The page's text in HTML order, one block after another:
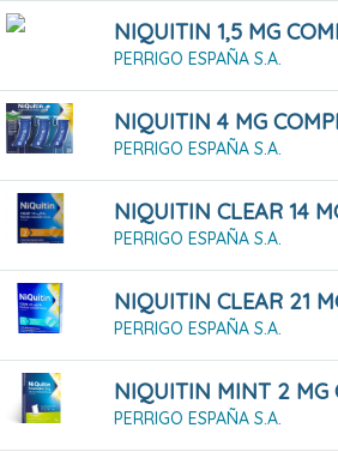
PERRIGO ESPAÑA S.A.
PERRIGO ESPAÑA S.A.
PERRIGO ESPAÑA S.A.
PERRIGO ESPAÑA S.A.
PERRIGO ESPAÑA S.A.